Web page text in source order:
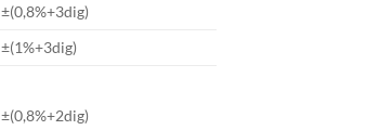
±(0,8%+3dig)
±(1%+3dig)
±(0,8%+2dig)